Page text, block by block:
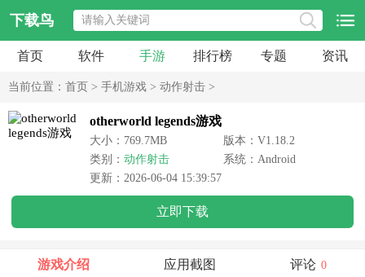
下载鸟
首页 软件 手游 排行榜 专题 资讯
当前位置： 首页 > 手机游戏 > 动作射击 >
otherworld legends游戏
大小：769.7MB
版本：V1.18.2
类别： 动作射击
系统：Android
更新：2026-06-04 15:39:57
立即下载
游戏介绍 应用截图 评论 0